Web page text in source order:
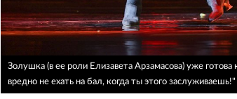
Золушка (в ее роли Елизавета Арзамасова) уже
вредно не ехать на бал, когда ты этого заслуживаешь!"